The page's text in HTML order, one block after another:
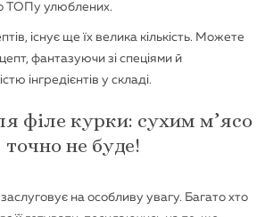
ТОПу улюблених.
існує ще їх велика кількість. Можете
фантазуючи зі спеціями й
інгредієнтів у складі.
філе курки: сухим м’ясо
точно не буде!
на особливу увагу. Багато хто